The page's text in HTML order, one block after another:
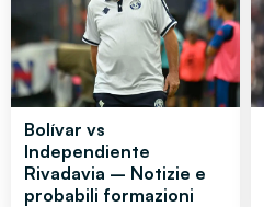
Bolívar vs
Independiente
Rivadavia – Notizie e
probabili formazioni